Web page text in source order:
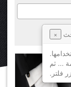
×
... ثم
فلتر.